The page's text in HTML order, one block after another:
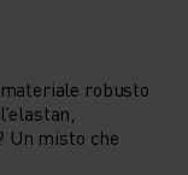
robusto
Un misto che